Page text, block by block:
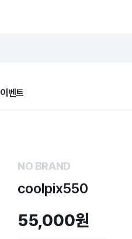
이벤트
NO BRAND
coolpix550
55,000원